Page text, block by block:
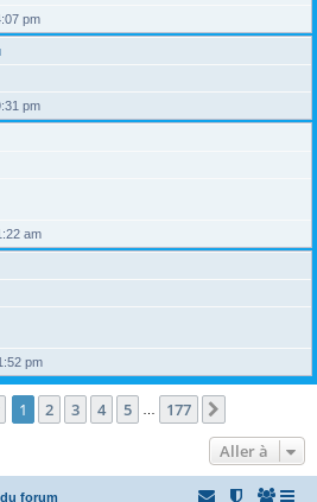
pm
pm
am
pm
Page 1sur177
1 2 3 4 5 177
Aller à
forum